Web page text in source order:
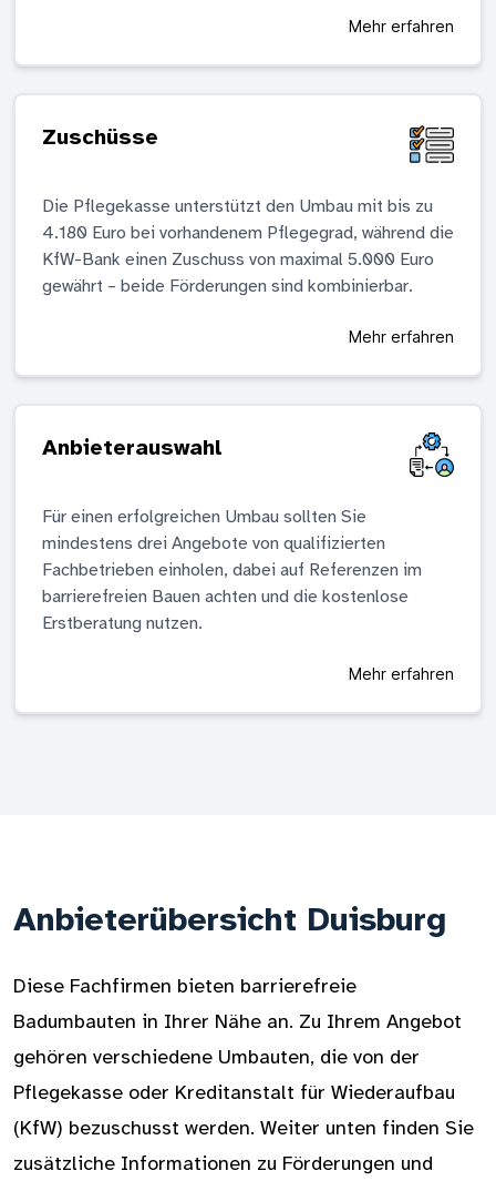
Mehr erfahren
Zuschüsse
Die Pflegekasse unterstützt den Umbau mit bis zu
4.180 Euro bei vorhandenem Pflegegrad, während die
KfW-Bank einen Zuschuss von maximal 5.000 Euro
gewährt – beide Förderungen sind kombinierbar.
Mehr erfahren
Anbieterauswahl
Für einen erfolgreichen Umbau sollten Sie
mindestens drei Angebote von qualifizierten
Fachbetrieben einholen, dabei auf Referenzen im
barrierefreien Bauen achten und die kostenlose
Erstberatung nutzen.
Mehr erfahren
Anbieterübersicht Duisburg
Diese Fachfirmen bieten barrierefreie
Badumbauten in Ihrer Nähe an. Zu Ihrem Angebot
gehören verschiedene Umbauten, die von der
Pflegekasse oder Kreditanstalt für Wiederaufbau
(KfW) bezuschusst werden. Weiter unten finden Sie
zusätzliche Informationen zu Förderungen und